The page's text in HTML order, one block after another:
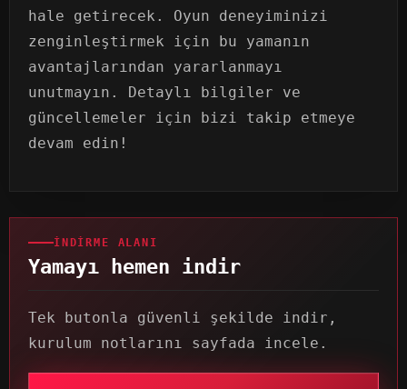
hale getirecek. Oyun deneyiminizi
zenginleştirmek için bu yamanın
avantajlarından yararlanmayı
unutmayın. Detaylı bilgiler ve
güncellemeler için bizi takip etmeye
devam edin!
İNDIRME ALANI
Yamayı hemen indir
Tek butonla güvenli şekilde indir,
kurulum notlarını sayfada incele.